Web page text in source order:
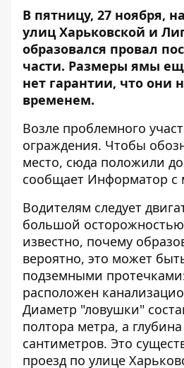
В пятницу, 27 ноября,
улиц Харьковской и
образовался провал
части. Размеры ямы
нет гарантии, что они
временем.
Возле проблемного
ограждения. Чтобы
место, сюда положили
сообщает Информатор с
Водителям следует
большой
известно, почему
вероятно, это может
подземными
расположен
Диаметр "ловушки"
полтора метра, а
сантиметров. Это
проезд по улице